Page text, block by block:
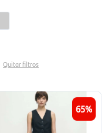
Quitar filtros
65